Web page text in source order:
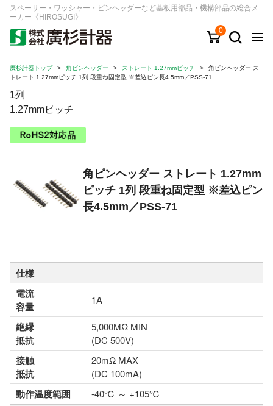
スペーサー・ワッシャー・ピンヘッダーなど基板用部品・機構部品の総合メ
ーカー《HIROSUGI》
0
キーワード 品番/シリーズ
商品カテゴリから探す
ジャンルから探す
シリーズから探す
ログイン
注文・見積りについて
会社情報
廣杉計器トップ > 角ピンヘッダー > ストレート 1.27mmピッチ >
角ピンヘッダー ス
トレート 1.27mmピッチ 1列 段重ね固定型 ※差込ピン長4.5mm／PSS-71
1列
1.27mmピッチ
角ピンヘッダー ストレート 1.27mm
ピッチ 1列 段重ね固定型 ※差込ピン
長4.5mm／PSS-71
仕様
電流
容量
1A
絶縁
抵抗
5,000MΩ MIN
(DC 500V)
接触
抵抗
20mΩ MAX
(DC 100mA)
動作温度範囲 -40℃ ～ +105℃